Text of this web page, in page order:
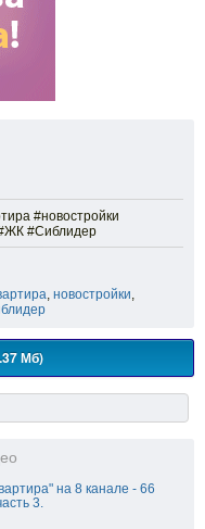
#новостройки
#Сиблидер
, новостройки,
Мб)
на 8 канале - 66
3.